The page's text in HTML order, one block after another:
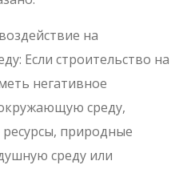
на
Если строительство на
негативное
среду,
природные
среду или